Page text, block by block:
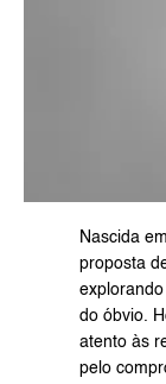
Nascida
proposta
do óbvio.
atento às
pelo